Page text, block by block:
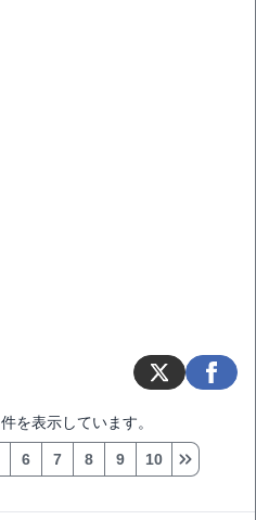
件を表示しています。
6 7 8 9 10